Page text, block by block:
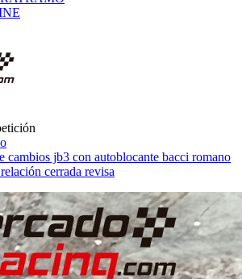
cambios jb3 con autoblocante bacci romano
cerrada revisa